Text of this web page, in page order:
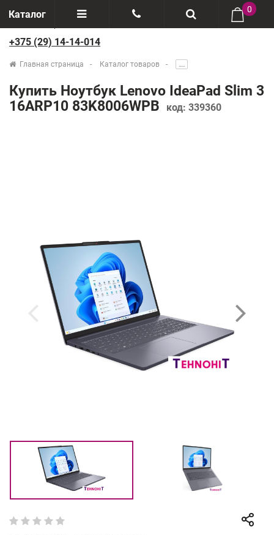
Каталог
Отзывы
Производители
+375(29) 888-44-44
0
+375 (29) 14-14-014
Главная страница Каталог товаров .....
Купить Ноутбук Lenovo IdeaPad Slim 3
16ARP10 83K8006WPB
код: 339360